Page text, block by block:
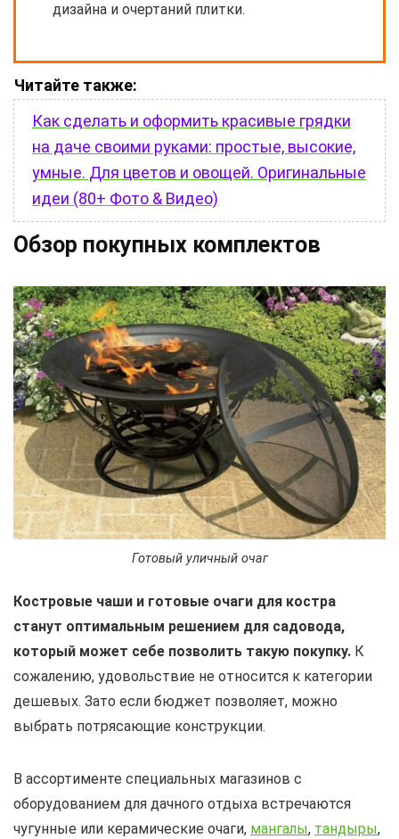
дизайна и очертаний плитки.
Читайте также:
Как сделать и оформить красивые грядки
на даче своими руками: простые, высокие,
умные. Для цветов и овощей. Оригинальные
идеи (80+ Фото & Видео)
Обзор покупных комплектов
Готовый уличный очаг
Костровые чаши и готовые очаги для костра
станут оптимальным решением для садовода,
который может себе позволить такую покупку. К
сожалению, удовольствие не относится к категории
дешевых. Зато если бюджет позволяет, можно
выбрать потрясающие конструкции.
В ассортименте специальных магазинов с
оборудованием для дачного отдыха встречаются
чугунные или керамические очаги, мангалы, тандыры,